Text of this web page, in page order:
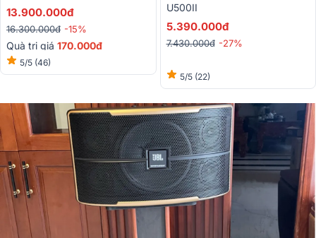
13.900.000đ
16.300.000đ -15%
Quà trị giá 170.000đ
5/5 (46)
U500II
5.390.000đ
7.430.000đ -27%
5/5 (22)